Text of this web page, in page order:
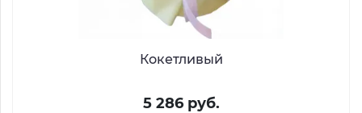
Кокетливый
5 286 руб.